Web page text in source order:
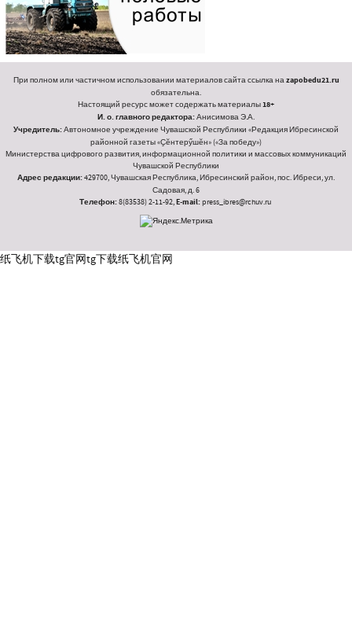
При полном или частичном использовании материалов сайта ссылка наzapobedu21.ru
обязательна.
Настоящий ресурс может содержать материалы18+
И. о. главного редактора:Анисимова Э.А.
Учредитель:Автономное учреждение Чувашской Республики «Редакция Ибресинской
районной газеты «Ҫӗнтерӳшӗн» («За победу»)
Министерства цифрового развития, информационной политики и массовых коммуникаций
Чувашской Республики
Адрес редакции:429700, Чувашская Республика, Ибресинский район, пос. Ибреси, ул.
Садовая, д. 6
Телефон:8(83538) 2-11-92,E-mail:press_ibres@rchuv.ru
纸飞机下载tg官网tg下载纸飞机官网